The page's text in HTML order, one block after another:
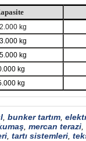
kg
kg
kg
kg
kg
bunker tartım
mercan terazi
tartı sistemleri